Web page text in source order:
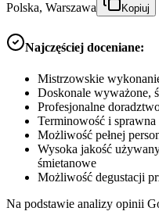
Polska, Warszawa
Kopiuj
Najczęściej doceniane:
Mistrzowskie
Doskonale wyważone,
Profesjonalne
Terminowość i
Możliwość pełnej
Wysoka jakość
śmietanowe
Możliwość degustacji
Na podstawie analizy opinii